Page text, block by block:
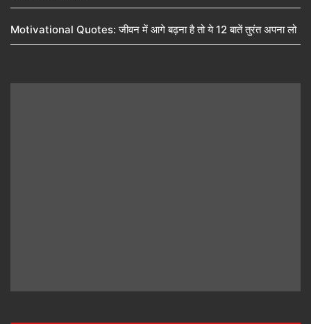
Motivational Quotes: जीवन में आगे बढ़ना है तो ये 12 बातें तुरंत अपना लो